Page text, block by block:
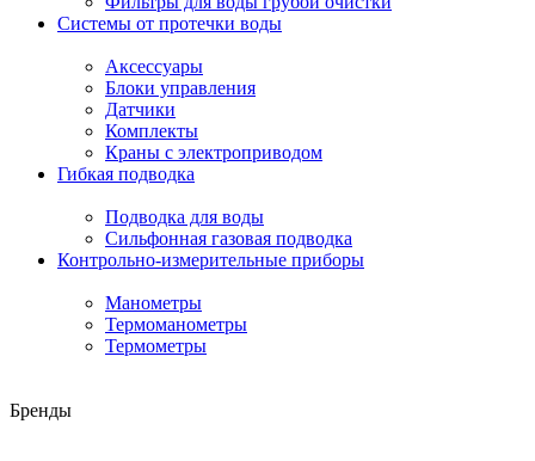
Системы от протечки воды
Аксессуары
Блоки управления
Датчики
Комплекты
Краны с электроприводом
Гибкая подводка
Подводка для воды
Сильфонная газовая подводка
Контрольно-измерительные приборы
Манометры
Термоманометры
Термометры
Бренды